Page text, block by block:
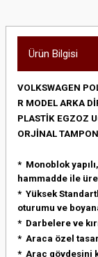
Ürün Bilgisi
VOLKSWAGEN
R MODEL ARKA
PLASTİK EGZOZ
ORJİNAL
* Monoblok
hammadde ile
* Yüksek
oturumu ve
* Darbelere ve
* Araca özel
* Araç gövdesini